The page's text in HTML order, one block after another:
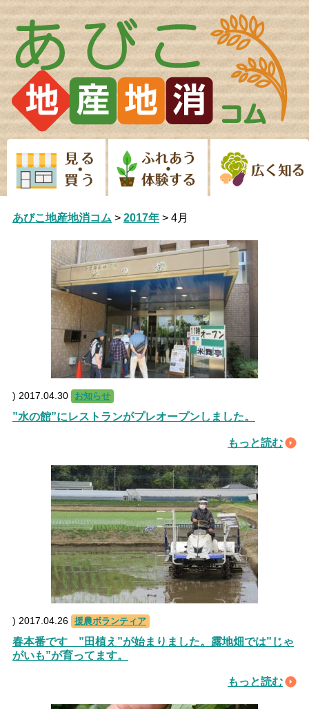
Skip
content
あびこ地産地消コム > 2017年 > 4月
) 2017.04.30 お知らせ
”水の館”にレストランがプレオープンしました。
もっと読む
) 2017.04.26 援農ボランティア
春本番です ”田植え”が始まりました。露地畑では”じゃ
がいも”が育ってます。
もっと読む